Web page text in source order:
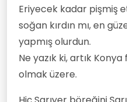
Eriyecek kadar pişmiş
soğan kırdın mı, en
yapmış olurdun.
Ne yazık ki, artık
olmak üzere.